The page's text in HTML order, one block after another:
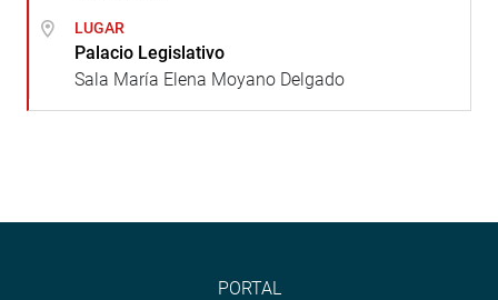
LUGAR
Palacio Legislativo
Sala María Elena Moyano Delgado
PORTAL